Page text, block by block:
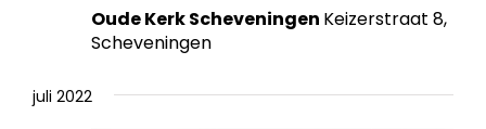
Oude Kerk Scheveningen Keizerstraat 8,
Scheveningen
juli 2022